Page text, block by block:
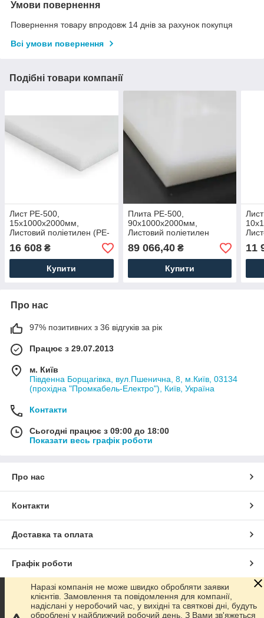
Умови повернення
Повернення товару впродовж 14 днів за рахунок покупця
Всі умови повернення
Подібні товари компанії
Лист PE-500,
15х1000х2000мм,
Листовий поліетилен (PE-
HD) ПЭ500 (ВМПЭ)
16 608 ₴
Купити
Плита PE-500,
90х1000х2000мм,
Листовий поліетилен
ПЭ500 (ВМПЭ)
89 066,40₴
Купити
11
Про нас
97% позитивних з 36 відгуків за рік
Працює з 29.07.2013
м. Київ
Південна Борщагівка, вул.Пшенична, 8, м.Київ, 03134
(прохідна "Промкабель-Електро"), Київ, Україна
Контакти
Сьогодні працює з 09:00 до 18:00
Показати весь графік роботи
Про нас
Контакти
Доставка та оплата
Графік роботи
Повна версія сайту
Наразі компанія не може швидко обробляти заявки
клієнтів. Замовлення та повідомлення для компанії,
надіслані у неробочий час, у вихідні та святкові дні, будуть
оброблені у найближчий робочий день. З Вами зв'яжеться